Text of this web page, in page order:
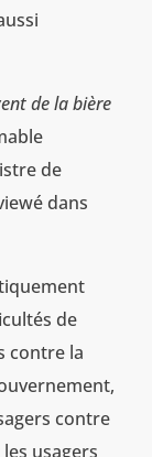
de la bière
de
dans
de
contre la
contre
usagers